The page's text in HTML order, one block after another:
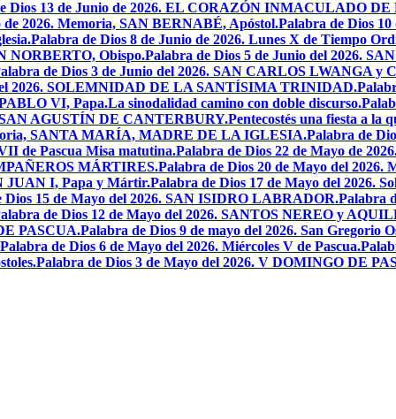
Dios 13 de Junio de 2026. EL CORAZÓN INMACULADO
de 2026. Memoria, SAN BERNABÉ, Apóstol.Palabra de Dios
Palabra de Dios 8 de Junio de 2026. Lunes X de Tiempo
NORBERTO, Obispo.Palabra de Dios 5 de Junio del 2026.
de Dios 3 de Junio del 2026. SAN CARLOS LWANGA y
2026. SOLEMNIDAD DE LA SANTÍSIMA TRINIDAD.
VI, Papa.La sinodalidad camino con doble discurso.
SAN AGUSTÍN DE CANTERBURY.Pentecostés una fiesta a la
SANTA MARÍA, MADRE DE LA IGLESIA.Palabra de
de Pascua Misa matutina.Palabra de Dios 22 de Mayo de
MÁRTIRES.Palabra de Dios 20 de Mayo del 2026.
JUAN I, Papa y Mártir.Palabra de Dios 17 de Mayo del 2026.
Dios 15 de Mayo del 2026. SAN ISIDRO LABRADOR.Palabra
de Dios 12 de Mayo del 2026. SANTOS NEREO y
PASCUA.Palabra de Dios 9 de mayo del 2026. San Gregorio
Palabra de Dios 6 de Mayo del 2026. Miércoles V de Pascua.
Palabra de Dios 3 de Mayo del 2026. V DOMINGO DE